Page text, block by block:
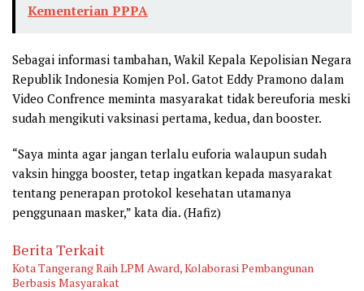
Kementerian PPPA
Sebagai informasi tambahan, Wakil Kepala Kepolisian Negara
Republik Indonesia Komjen Pol. Gatot Eddy Pramono dalam
Video Confrence meminta masyarakat tidak bereuforia meski
sudah mengikuti vaksinasi pertama, kedua, dan booster.
“Saya minta agar jangan terlalu euforia walaupun sudah
vaksin hingga booster, tetap ingatkan kepada masyarakat
tentang penerapan protokol kesehatan utamanya
penggunaan masker,” kata dia. (Hafiz)
Berita Terkait
Kota Tangerang Raih LPM Award, Kolaborasi Pembangunan
Berbasis Masyarakat